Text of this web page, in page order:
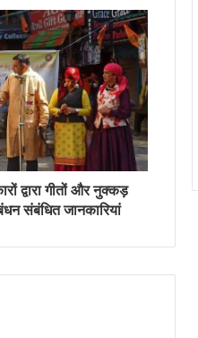
द्वारा गीतों और नुक्कड़
संबंधित जानकारियां